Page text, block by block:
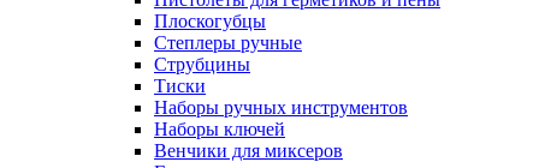
Плоскогубцы
Степлеры ручные
Струбцины
Тиски
Наборы ручных инструментов
Наборы ключей
Венчики для миксеров